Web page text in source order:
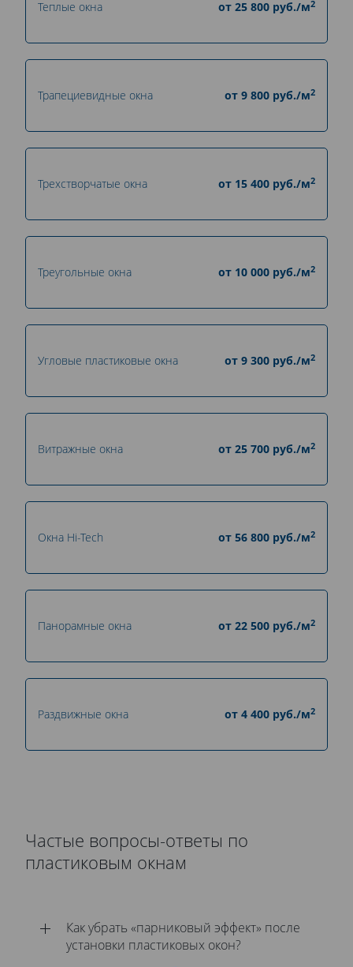
Теплые окна от 25 800 руб./м2
Трапециевидные окна от 9 800 руб./м2
Трехстворчатые окна от 15 400 руб./м2
Треугольные окна от 10 000 руб./м2
Угловые пластиковые окна от 9 300 руб./м2
Витражные окна от 25 700 руб./м2
Окна Hi-Tech от 56 800 руб./м2
Панорамные окна от 22 500 руб./м2
Раздвижные окна от 4 400 руб./м2
Частые вопросы-ответы по
пластиковым окнам
Как убрать «парниковый эффект» после
установки пластиковых окон?